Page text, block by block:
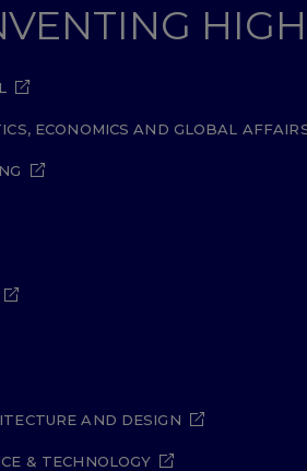
ECONOMICS AND GLOBAL
AND DESIGN
& TECHNOLOGY